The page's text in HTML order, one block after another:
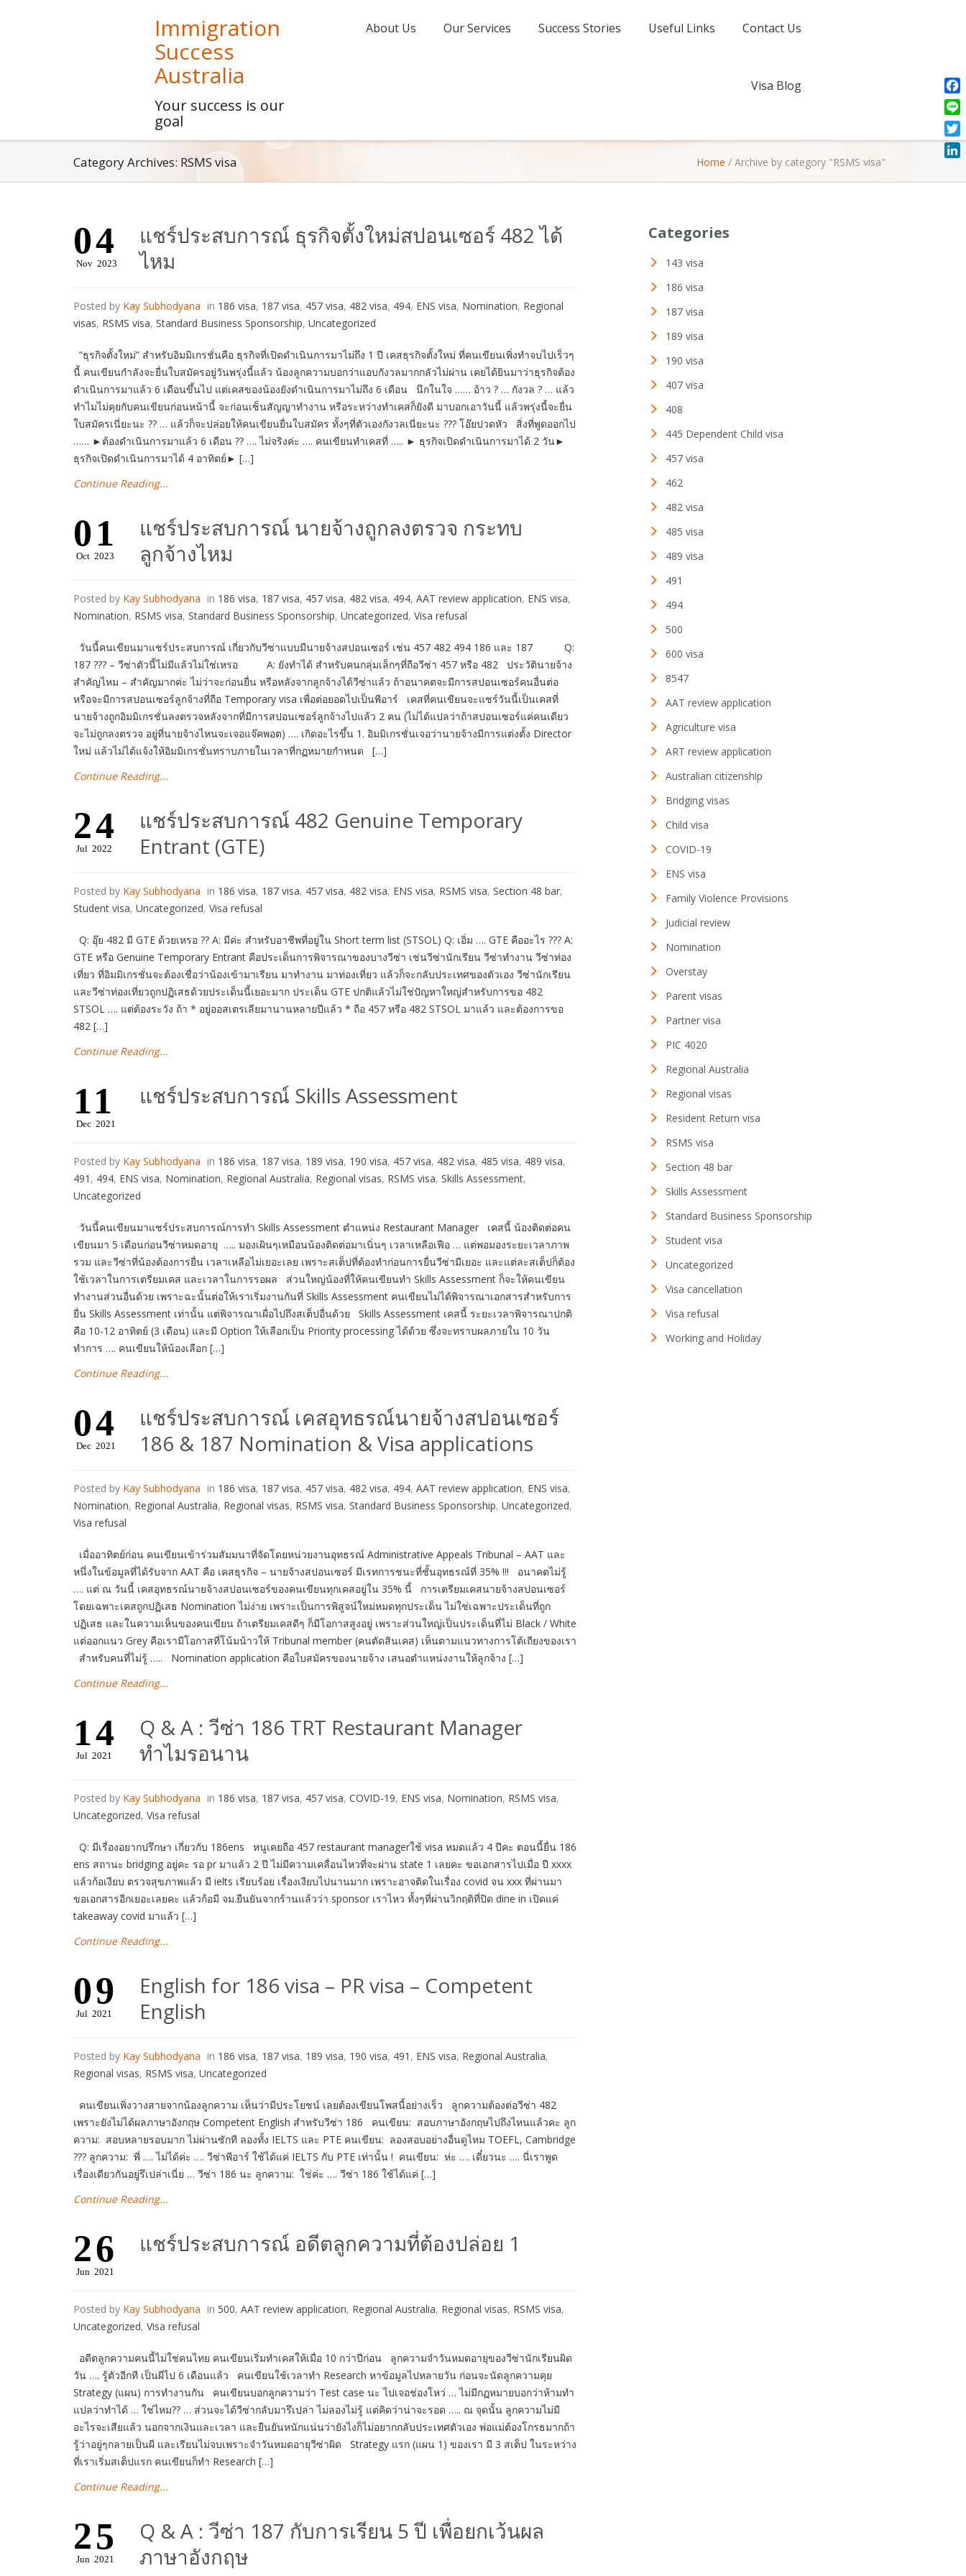
Immigration
Success
Australia
Your success is our
goal
About Us Our Services Success Stories Useful Links Contact Us
Visa Blog
Category Archives: RSMS visa Home / Archive by category "RSMS visa"
04
Nov 2023
แชร์ประสบการณ์ ธุรกิจตั้งใหม่สปอนเซอร์ 482 ได้
ไหม
Posted by Kay Subhodyana in 186 visa, 187 visa, 457 visa, 482 visa, 494, ENS visa, Nomination, Regional
visas, RSMS visa, Standard Business Sponsorship, Uncategorized
“ธุรกิจตั้งใหม่” สำหรับอิมมิเกรชั่นคือ ธุรกิจที่เปิดดำเนินการมาไม่ถึง 1 ปี เคสธุรกิจตั้งใหม่ ที่คนเขียนเพิ่งทำจบไปเร็วๆ
นี้ คนเขียนกำลังจะยื่นใบสมัครอยู่วันพรุ่งนี้แล้ว น้องลูกความบอกว่าแอบกังวลมากกลัวไม่ผ่าน เคยได้ยินมาว่าธุรกิจต้อง
ดำเนินการมาแล้ว 6 เดือนขึ้นไป แต่เคสของน้องยังดำเนินการมาไม่ถึง 6 เดือน นึกในใจ …… อ้าว ? … กังวล ? … แล้ว
ทำไมไม่คุยกับคนเขียนก่อนหน้านี้ จะก่อนเซ็นสัญญาทำงาน หรือระหว่างทำเคสก็ยังดี มาบอกเอาวันนี้ แล้วพรุ่งนี้จะยื่น
ใบสมัครเนี่ยะนะ ?? … แล้วก็จะปล่อยให้คนเขียนยื่นใบสมัคร ทั้งๆที่ตัวเองกังวลเนี่ยะนะ ??? โอ๊ยปวดหัว สิ่งที่พูดออกไป
…… ►ต้องดำเนินการมาแล้ว 6 เดือน ?? …. ไม่จริงค่ะ …. คนเขียนทำเคสที่ ….. ► ธุรกิจเปิดดำเนินการมาได้ 2 วัน►
ธุรกิจเปิดดำเนินการมาได้ 4 อาทิตย์► […]
Continue Reading...
01
Oct 2023
แชร์ประสบการณ์ นายจ้างถูกลงตรวจ กระทบ
ลูกจ้างไหม
Posted by Kay Subhodyana in 186 visa, 187 visa, 457 visa, 482 visa, 494, AAT review application, ENS visa,
Nomination, RSMS visa, Standard Business Sponsorship, Uncategorized, Visa refusal
วันนี้คนเขียนมาแชร์ประสบการณ์ เกี่ยวกับวีซ่าแบบมีนายจ้างสปอนเซอร์ เช่น 457 482 494 186 และ 187 Q:
187 ??? – วีซ่าตัวนี้ไม่มีแล้วไม่ใช่เหรอ A: ยังทำได้ สำหรับคนกลุ่มเล็กๆที่ถือวีซ่า 457 หรือ 482 ประวัตินายจ้าง
สำคัญไหม – สำคัญมากค่ะ ไม่ว่าจะก่อนยื่น หรือหลังจากลูกจ้างได้วีซ่าแล้ว ถ้าอนาคตจะมีการสปอนเซอร์คนอื่นต่อ
หรือจะมีการสปอนเซอร์ลูกจ้างที่ถือ Temporary visa เพื่อต่อยอดไปเป็นพีอาร์ เคสที่คนเขียนจะแชร์วันนี้เป็นเคสที่
นายจ้างถูกอิมมิเกรชั่นลงตรวจหลังจากที่มีการสปอนเซอร์ลูกจ้างไปแล้ว 2 คน (ไม่ได้แปลว่าถ้าสปอนเซอร์แค่คนเดียว
จะไม่ถูกลงตรวจ อยู่ที่นายจ้างไหนจะเจอแจ๊คพอต) …. เกิดอะไรขึ้น 1. อิมมิเกรชั่นเจอว่านายจ้างมีการแต่งตั้ง Director
ใหม่ แล้วไม่ได้แจ้งให้อิมมิเกรชั่นทราบภายในเวลาที่กฏหมายกำหนด […]
Continue Reading...
24
Jul 2022
แชร์ประสบการณ์ 482 Genuine Temporary
Entrant (GTE)
Posted by Kay Subhodyana in 186 visa, 187 visa, 457 visa, 482 visa, ENS visa, RSMS visa, Section 48 bar,
Student visa, Uncategorized, Visa refusal
Q: อุ๊ย 482 มี GTE ด้วยเหรอ ?? A: มีค่ะ สำหรับอาชีพที่อยู่ใน Short term list (STSOL) Q: เอิ่ม …. GTE คืออะไร ??? A:
GTE หรือ Genuine Temporary Entrant คือประเด็นการพิจารณาของบางวีซ่า เช่นวีซ่านักเรียน วีซ่าทำงาน วีซ่าท่อง
เที่ยว ที่อิมมิเกรชั่นจะต้องเชื่อว่าน้องเข้ามาเรียน มาทำงาน มาท่องเที่ยว แล้วก็จะกลับประเทศของตัวเอง วีซ่านักเรียน
และวีซ่าท่องเที่ยวถูกปฏิเสธด้วยประเด็นนี้เยอะมาก ประเด็น GTE ปกติแล้วไม่ใช่ปัญหาใหญ่สำหรับการขอ 482
STSOL …. แต่ต้องระวัง ถ้า * อยู่ออสเตรเลียมานานหลายปีแล้ว * ถือ 457 หรือ 482 STSOL มาแล้ว และต้องการขอ
482 […]
Continue Reading...
11
Dec 2021
แชร์ประสบการณ์ Skills Assessment
Posted by Kay Subhodyana in 186 visa, 187 visa, 189 visa, 190 visa, 457 visa, 482 visa, 485 visa, 489 visa,
491 , 494, ENS visa, Nomination, Regional Australia, Regional visas, RSMS visa, Skills Assessment,
Uncategorized
วันนี้คนเขียนมาแชร์ประสบการณ์การทำ Skills Assessment ตำแหน่ง Restaurant Manager เคสนี้ น้องติดต่อคน
เขียนมา 5 เดือนก่อนวีซ่าหมดอายุ ….. มองเผินๆเหมือนน้องติดต่อมาเนิ่นๆ เวลาเหลือเฟือ … แต่พอมองระยะเวลาภาพ
รวม และวีซ่าที่น้องต้องการยื่น เวลาเหลือไม่เยอะเลย เพราะสเต็ปที่ต้องทำก่อนการยื่นวีซ่ามีเยอะ และแต่ละสเต็ปก็ต้อง
ใช้เวลาในการเตรียมเคส และเวลาในการรอผล ส่วนใหญ่น้องที่ให้คนเขียนทำ Skills Assessment ก็จะให้คนเขียน
ทำงานส่วนอื่นด้วย เพราะฉะนั้นต่อให้เราเริ่มงานกันที่ Skills Assessment คนเขียนไม่ได้พิจารณาเอกสารสำหรับการ
ยื่น Skills Assessment เท่านั้น แต่พิจารณาเผื่อไปถึงสเต็ปอื่นด้วย Skills Assessment เคสนี้ ระยะเวลาพิจารณาปกติ
คือ 10-12 อาทิตย์ (3 เดือน) และมี Option ให้เลือกเป็น Priority processing ได้ด้วย ซึ่งจะทราบผลภายใน 10 วัน
ทำการ …. คนเขียนให้น้องเลือก […]
Continue Reading...
04
Dec 2021
แชร์ประสบการณ์ เคสอุทธรณ์นายจ้างสปอนเซอร์
186 & 187 Nomination & Visa applications
Posted by Kay Subhodyana in 186 visa, 187 visa, 457 visa, 482 visa, 494, AAT review application, ENS visa,
Nomination, Regional Australia, Regional visas, RSMS visa, Standard Business Sponsorship, Uncategorized,
Visa refusal
เมื่ออาทิตย์ก่อน คนเขียนเข้าร่วมสัมมนาที่จัดโดยหน่วยงานอุทธรณ์ Administrative Appeals Tribunal – AAT และ
หนึ่งในข้อมูลที่ได้รับจาก AAT คือ เคสธุรกิจ – นายจ้างสปอนเซอร์ มีเรทการชนะที่ชั้นอุทธรณ์ที่ 35% !!! อนาคตไม่รู้
…. แต่ ณ วันนี้ เคสอุทธรณ์นายจ้างสปอนเซอร์ของคนเขียนทุกเคสอยู่ใน 35% นี้ การเตรียมเคสนายจ้างสปอนเซอร์
โดยเฉพาะเคสถูกปฏิเสธ Nomination ไม่ง่าย เพราะเป็นการพิสูจน์ใหม่หมดทุกประเด็น ไม่ใช่เฉพาะประเด็นที่ถูก
ปฏิเสธ และในความเห็นของคนเขียน ถ้าเตรียมเคสดีๆ ก็มีโอกาสสูงอยู่ เพราะส่วนใหญ่เป็นประเด็นที่ไม่ Black / White
แต่ออกแนว Grey คือเรามีโอกาสที่โน้มน้าวให้ Tribunal member (คนตัดสินเคส) เห็นตามแนวทางการโต้เถียงของเรา
สำหรับคนที่ไม่รู้ ….. Nomination application คือใบสมัครของนายจ้าง เสนอตำแหน่งงานให้ลูกจ้าง […]
Continue Reading...
14
Jul 2021
Q & A : วีซ่า 186 TRT Restaurant Manager
ทำไมรอนาน
Posted by Kay Subhodyana in 186 visa, 187 visa, 457 visa, COVID-19, ENS visa, Nomination, RSMS visa,
Uncategorized, Visa refusal
Q: มีเรื่องอยากปรึกษา เกี่ยวกับ 186ens หนูเคยถือ 457 restaurant managerใช้ visa หมดแล้ว 4 ปีคะ ตอนนี้ยื่น 186
ens สถานะ bridging อยู่คะ รอ pr มาแล้ว 2 ปี ไม่มีความเคลื่อนไหวที่จะผ่าน state 1 เลยคะ ขอเอกสารไปเมื่อ ปี xxxx
แล้วก้อเงียบ ตรวจสุขภาพแล้ว มี ielts เรียบร้อย เรื่องเงียบไปนานมาก เพราะอาจติดในเรื่อง covid จน xxx ที่ผ่านมา
ขอเอกสารอีกเยอะเลยคะ แล้วก้อมี จม.ยืนยันจากร้านแล้วว่า sponsor เราไหว ทั้งๆที่ผ่านวิกฤติที่ปิด dine in เปิดแค่
takeaway covid มาแล้ว […]
Continue Reading...
09
Jul 2021
English for 186 visa – PR visa – Competent
English
Posted by Kay Subhodyana in 186 visa, 187 visa, 189 visa, 190 visa, 491 , ENS visa, Regional Australia,
Regional visas, RSMS visa, Uncategorized
คนเขียนเพิ่งวางสายจากน้องลูกความ เห็นว่ามีประโยชน์ เลยต้องเขียนโพสนี้อย่างเร็ว ลูกความต้องต่อวีซ่า 482
เพราะยังไม่ได้ผลภาษาอังกฤษ Competent English สำหรับวีซ่า 186 คนเขียน: สอบภาษาอังกฤษไปถึงไหนแล้วคะ ลูก
ความ: สอบหลายรอบมาก ไม่ผ่านซักที ลองทั้ง IELTS และ PTE คนเขียน: ลองสอบอย่างอื่นดูไหม TOEFL, Cambridge
??? ลูกความ: พี่ …. ไม่ได้ค่ะ …. วีซ่าพีอาร์ ใช้ได้แค่ IELTS กับ PTE เท่านั้น ! คนเขียน: ห่ะ …. เดี๋ยวนะ …. นี่เราพูด
เรื่องเดียวกันอยู่รึเปล่าเนี่ย … วีซ่า 186 นะ ลูกความ: ใช่ค่ะ …. วีซ่า 186 ใช้ได้แค่ […]
Continue Reading...
26
Jun 2021
แชร์ประสบการณ์ อดีตลูกความที่ต้องปล่อย 1
Posted by Kay Subhodyana in 500, AAT review application, Regional Australia, Regional visas, RSMS visa,
Uncategorized, Visa refusal
อดีตลูกความคนนี้ไม่ใช่คนไทย คนเขียนเริ่มทำเคสให้เมื่อ 10 กว่าปีก่อน ลูกความจำวันหมดอายุของวีซ่านักเรียนผิด
วัน …. รู้ตัวอีกที เป็นผีไป 6 เดือนแล้ว คนเขียนใช้เวลาทำ Research หาข้อมูลไปหลายวัน ก่อนจะนัดลูกความคุย
Strategy (แผน) การทำงานกัน คนเขียนบอกลูกความว่า Test case นะ ไปเจอช่องโหว่ … ไม่มีกฏหมายบอกว่าห้ามทำ
แปลว่าทำได้ … ใช่ไหม?? … ส่วนจะได้วีซ่ากลับมารึเปล่า ไม่ลองไม่รู้ แต่คิดว่าน่าจะรอด ….. ณ จุดนั้น ลูกความไม่มี
อะไรจะเสียแล้ว นอกจากเงินและเวลา และยืนยันหนักแน่นว่ายังไงก็ไม่อยากกลับประเทศตัวเอง พ่อแม่ต้องโกรธมากถ้า
รู้ว่าอยู่ๆกลายเป็นผี และเรียนไม่จบเพราะจำวันหมดอายุวีซ่าผิด Strategy แรก (แผน 1) ของเรา มี 3 สเต็ป ในระหว่าง
ที่เราเริ่มสเต็ปแรก คนเขียนก็ทำ Research […]
Continue Reading...
25
Jun 2021
Q & A : วีซ่า 187 กับการเรียน 5 ปี เพื่อยกเว้นผล
ภาษาอังกฤษ
Categories
143 visa
186 visa
187 visa
189 visa
190 visa
407 visa
408
445 Dependent Child visa
457 visa
462
482 visa
485 visa
489 visa
491
494
500
600 visa
8547
AAT review application
Agriculture visa
ART review application
Australian citizenship
Bridging visas
Child visa
COVID-19
ENS visa
Family Violence Provisions
Judicial review
Nomination
Overstay
Parent visas
Partner visa
PIC 4020
Regional Australia
Regional visas
Resident Return visa
RSMS visa
Section 48 bar
Skills Assessment
Standard Business Sponsorship
Student visa
Uncategorized
Visa cancellation
Visa refusal
Working and Holiday
Line